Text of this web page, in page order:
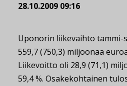
28.10.2009 09:16
Uponorin liikevaihto tammi-
559,7 (750,3) miljoonaa
Liikevoitto oli 28,9 (71,1)
59,4 %. Osakekohtainen